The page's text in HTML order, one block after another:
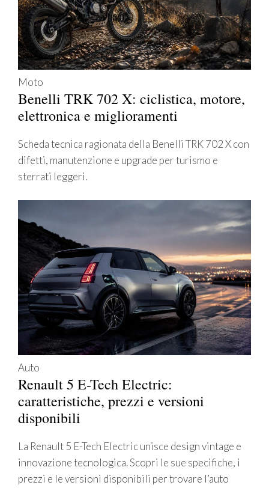
Moto
Benelli TRK 702 X: ciclistica, motore,
elettronica e miglioramenti
Scheda tecnica ragionata della Benelli TRK 702 X con
difetti, manutenzione e upgrade per turismo e
sterrati leggeri.
Auto
Renault 5 E-Tech Electric:
caratteristiche, prezzi e versioni
disponibili
La Renault 5 E-Tech Electric unisce design vintage e
innovazione tecnologica. Scopri le sue specifiche, i
prezzi e le versioni disponibili per trovare l’auto